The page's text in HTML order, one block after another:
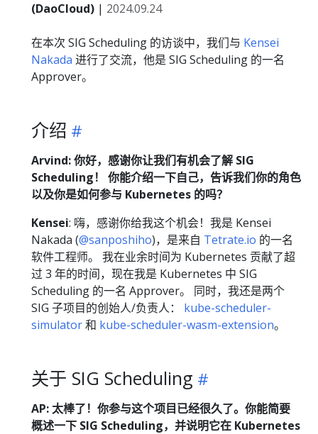
(DaoCloud) | 2024.09.24
在本次 SIG Scheduling 的访谈中，我们与 Kensei
Nakada 进行了交流，他是 SIG Scheduling 的一名
Approver。
介绍
Arvind:你好，感谢你让我们有机会了解 SIG
Scheduling！ 你能介绍一下自己，告诉我们你的角色
以及你是如何参与 Kubernetes 的吗？
Kensei: 嗨，感谢你给我这个机会！我是 Kensei
Nakada (@sanposhiho)，是来自 Tetrate.io 的一名
软件工程师。 我在业余时间为 Kubernetes 贡献了超
过 3 年的时间，现在我是 Kubernetes 中 SIG
Scheduling 的一名 Approver。 同时，我还是两个
SIG 子项目的创始人/负责人： kube-scheduler-
simulator和 kube-scheduler-wasm-extension。
关于 SIG Scheduling
AP: 太棒了！你参与这个项目已经很久了。你能简要
概述一下 SIG Scheduling，并说明它在 Kubernetes